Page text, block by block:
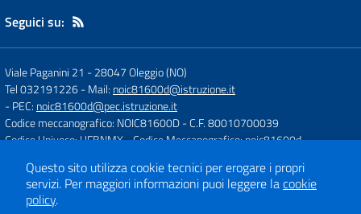
Seguici su:
Viale Paganini 21 -28047 Oleggio (NO)
Tel 032191226- Mail: noic81600d@istruzione.it
- PEC: noic81600d@pec.istruzione.it
Codice meccanografico: NOIC81600D- C.F. 80010700039
Codice Univoco: UFBNMX- Codice Meccanografico: noic81600d
Concept & Design by
Designers Italia
Questo sito utilizza cookie tecnici per erogare i propri
servizi. Per maggiori informazioni puoi leggere lacookie
policy.